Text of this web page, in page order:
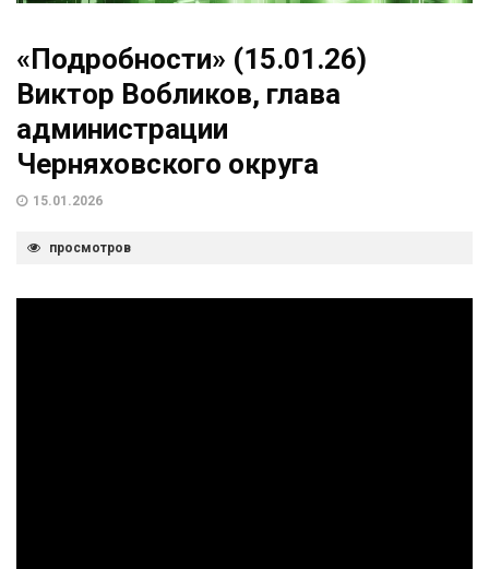
«Подробности» (15.01.26)
Виктор Вобликов, глава
администрации
Черняховского округа
15.01.2026
просмотров